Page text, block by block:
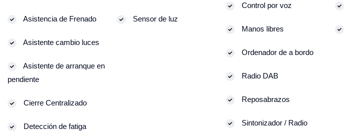
Asistencia de Frenado
Asistente cambio luces
Asistente de arranque en
pendiente
Cierre Centralizado
Detección de fatiga
Sensor de luz
Control por voz
Manos libres
Ordenador de a bordo
Radio DAB
Reposabrazos
Sintonizador / Radio